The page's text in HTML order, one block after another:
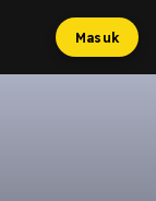
Masuk